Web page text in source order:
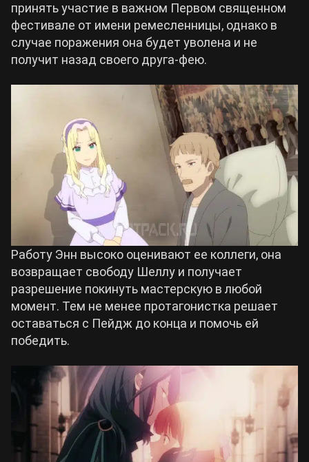
принять участие в важном Первом священном
фестивале от имени ремесленницы, однако в
случае поражения она будет уволена и не
получит назад своего друга-фею.
Работу Энн высоко оценивают ее коллеги, она
возвращает свободу Шеллу и получает
разрешение покинуть мастерскую в любой
момент. Тем не менее протагонистка решает
оставаться с Пейдж до конца и помочь ей
победить.